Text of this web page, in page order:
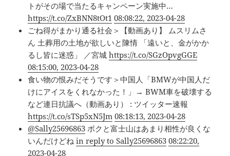
トがその場で当たるキャンペーン実施中…
https://t.co/ZxBNN8tOt1 08:08:22, 2023-04-28
ごね得がまかり通る社会＞【動画あり】 ムスリムさ
ん 土葬用の土地が欲しいと陳情 「遠いと、金がかか
るし皆に迷惑」 ／宮城https://t.co/SGzOpvgGGE
08:15:00, 2023-04-28
食い物の恨みだそうです＞中国人「BMWが中国人だ
けにアイスをくれなかった！」→ BWM車を破壊する
など連日抗議へ（動画あり） : ツイッター速報
https://t.co/sTSp5xN5Jm 08:18:13, 2023-04-28
@Sally25696863 ボクと富士山はあまり相性が良くな
いんだけどねin reply to Sally25696863 08:22:20,
2023-04-28